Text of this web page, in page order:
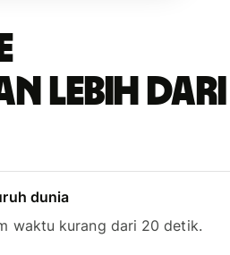
lebih dari
dunia
waktu kurang dari 20 detik.